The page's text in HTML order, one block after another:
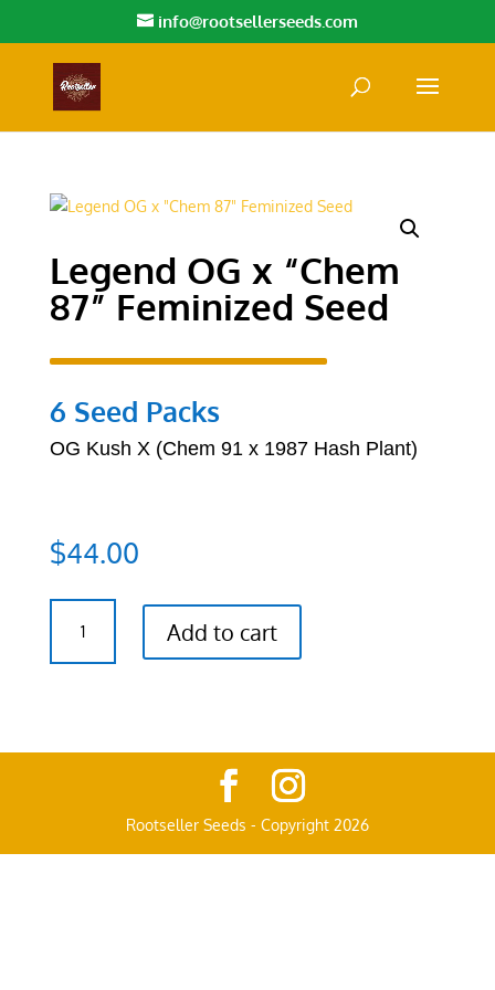
info@rootsellerseeds.com
Legend OG x “Chem
87” Feminized Seed
6 Seed Packs
OG Kush X (Chem 91 x 1987 Hash Plant)
$44.00
Legend
OG
x
Seed
Add to cart
Rootseller Seeds - Copyright 2026